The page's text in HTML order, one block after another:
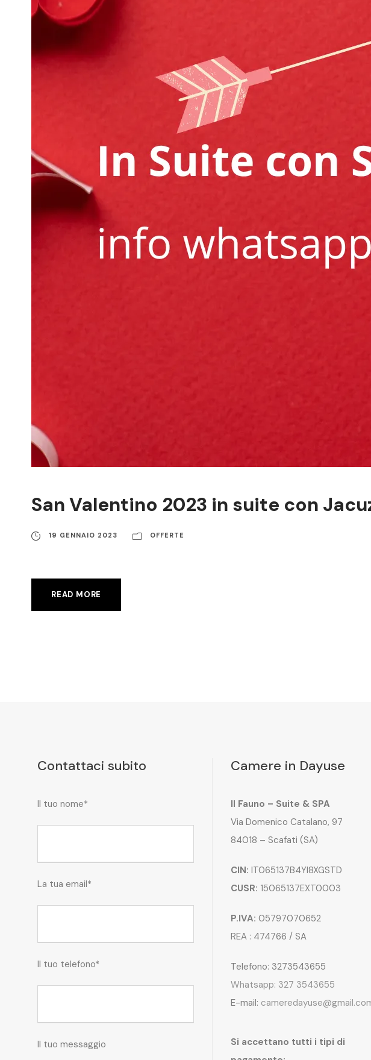
San Valentino 2023 in suite con
19 GENNAIO 2023 OFFERTE
READ MORE
Contattaci subito
Il tuo nome*
La tua email*
Il tuo telefono*
Il tuo messaggio
Camere in Dayuse
Il Fauno – Suite & SPA
Via Domenico Catalano, 97
84018 – Scafati (SA)
CIN: IT065137B4YI8XGSTD
CUSR: 15065137EXT0003
P.IVA: 05797070652
REA : 474766 / SA
Telefono: 3273543655
Whatsapp: 327 3543655
E-mail:
Si accettano tutti i tipi di